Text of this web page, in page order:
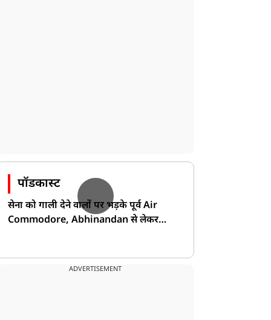
पॉडकास्ट
सेना को गाली देने वालों पर भड़के पूर्व Air
Commodore, Abhinandan से लेकर
ADVERTISEMENT